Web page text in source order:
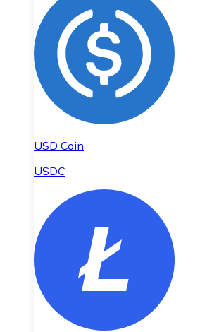
USD Coin
USDC